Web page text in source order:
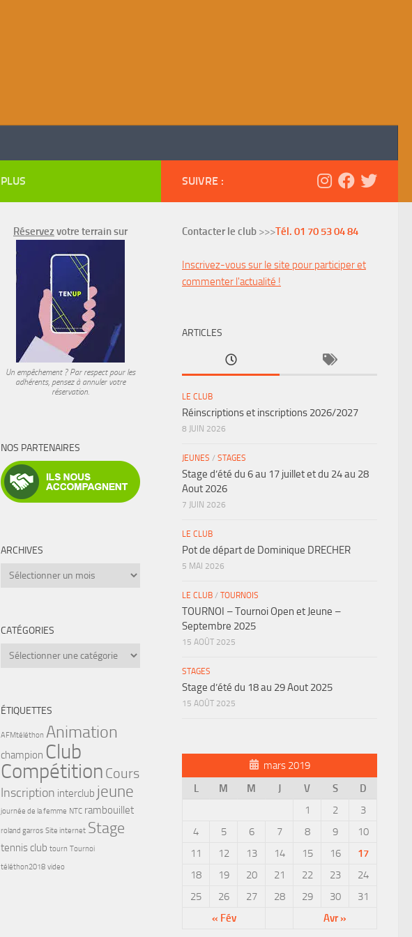
SUIVRE :
Contacter le club >>>Tél. 01 70 53 04 84
Inscrivez-vous sur le site pour participer et
commenter l'actualité !
ARTICLES
LE CLUB
Réinscriptions et inscriptions 2026/2027
8 JUIN 2026
JEUNES / STAGES
Stage d’été du 6 au 17 juillet et du 24 au 28
Aout 2026
7 JUIN 2026
LE CLUB
Pot de départ de Dominique DRECHER
5 MAI 2026
LE CLUB / TOURNOIS
TOURNOI – Tournoi Open et Jeune –
Septembre 2025
15 AOÛT 2025
STAGES
Stage d’été du 18 au 29 Aout 2025
15 AOÛT 2025
mars 2019
L
M M J V S D
« Fév Avr »
1 2
3
4
5 6 7 8 9
10
11
12 13 14 15 16
17
18
19 20 21 22 23
24
25
26 27 28 29 30 31
PLUS
Réservez votre terrain sur
Un empêchement ? Par respect pour les
adhérents, pensez à annuler votre
réservation.
NOS PARTENAIRES
ARCHIVES
Archives
CATÉGORIES
Catégories
ÉTIQUETTES
AFMtéléthon Animation
champion Club
Compétition Cours
Inscription interclub jeune
journée de la femme NTC rambouillet
roland garros Site internet Stage
tennis club tourn Tournoi
téléthon2018 video